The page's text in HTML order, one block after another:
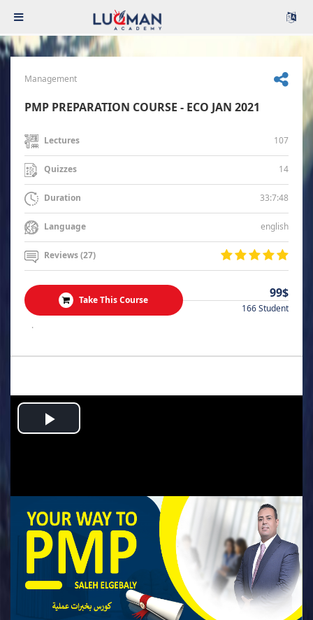
Management
PMP PREPARATION COURSE - ECO JAN 2021
Lectures 107
Quizzes 14
Duration 33:7:48
Language english
Reviews (27)
Take This Course 99$
166 Student
.
Play